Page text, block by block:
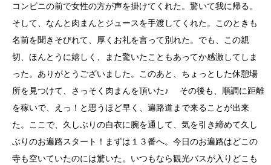
コンビニの前で女性の方が声を掛けてくれた。驚いて我に帰る。
そして、なんと肉まんとジュースを手渡してくれた。このときも
名前を聞きそびれて、厚くお礼を言って別れた。でも、この親
切、ほんとうに嬉しく、また驚いたこともあってか感激してしま
った。ありがとうございました。このあと、ちょっとした休憩場
所を見つけて、さっそく肉まんを頂いた♪ その後も、順調に距離
を稼いで、えっ！と思うほど早く、遍路道まで来ることが出来
た。ここで、久しぶりの白衣に腕を通して、気を引き締めて久し
ぶりのお遍路スタート！まずは１３番へ。今日のお遍路はどこの
寺も空いていたのには驚いた。いつもなら観光バスが入りどこも